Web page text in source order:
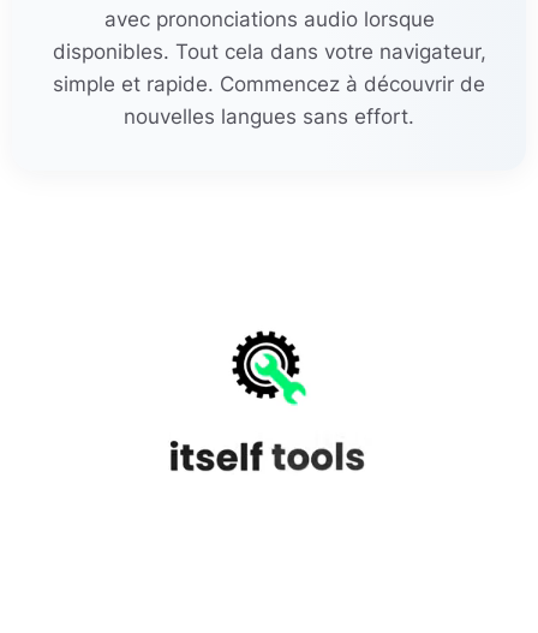
avec prononciations audio lorsque
disponibles. Tout cela dans votre navigateur,
simple et rapide. Commencez à découvrir de
nouvelles langues sans effort.